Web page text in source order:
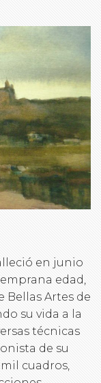
en junio
edad,
Bellas Artes de
su vida a la
técnicas
de su
cuadros,